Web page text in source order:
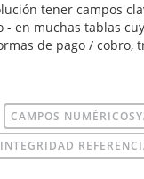
tener campos
en muchas tablas
de pago / cobro,
CAMPOS
INTEGRIDAD